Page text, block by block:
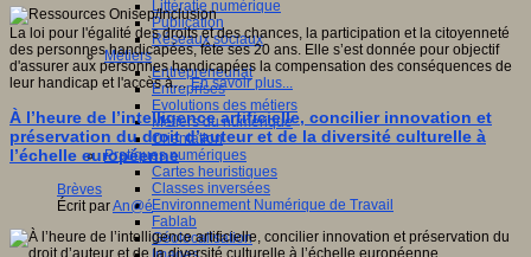
Littératie numérique
Publication
Réseaux sociaux
Métiers
Entrepreneuriat
Entreprises
Evolutions des métiers
Métiers du numérique
Orientation
Pratiques numériques
Cartes heuristiques
Classes inversées
Environnement Numérique de Travail
Fablab
Géolocalisation
La loi pour l'égalité des droits et des chances, la participation et la citoyenneté
des personnes handicapées, fête ses 20 ans. Elle s’est donnée pour objectif
d'assurer aux personnes handicapées la compensation des conséquences de
leur handicap et l'accès à…En savoir plus...
À l’heure de l’intelligence artificielle, concilier innovation et
préservation du droit d’auteur et de la diversité culturelle à
l’échelle européenne
Brèves
Écrit parAn@é